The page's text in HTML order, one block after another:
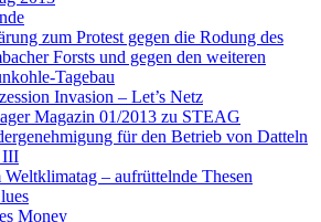
zum Protest gegen die Rodung des
Forsts und gegen den weiteren
Tagebau
Invasion – Let’s Netz
Magazin 01/2013 zu STEAG
für den Betrieb von Datteln
III
Weltklimatag – aufrüttelnde Thesen
Money